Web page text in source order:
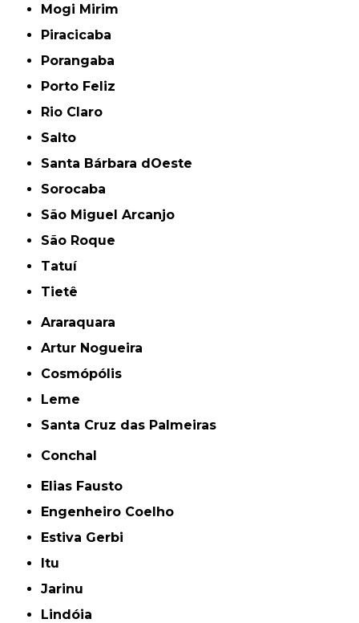
Mogi Mirim
Piracicaba
Porangaba
Porto Feliz
Rio Claro
Salto
Santa Bárbara dOeste
Sorocaba
São Miguel Arcanjo
São Roque
Tatuí
Tietê
Araraquara
Artur Nogueira
Cosmópólis
Leme
Santa Cruz das Palmeiras
Conchal
Elias Fausto
Engenheiro Coelho
Estiva Gerbi
Itu
Jarinu
Lindóia